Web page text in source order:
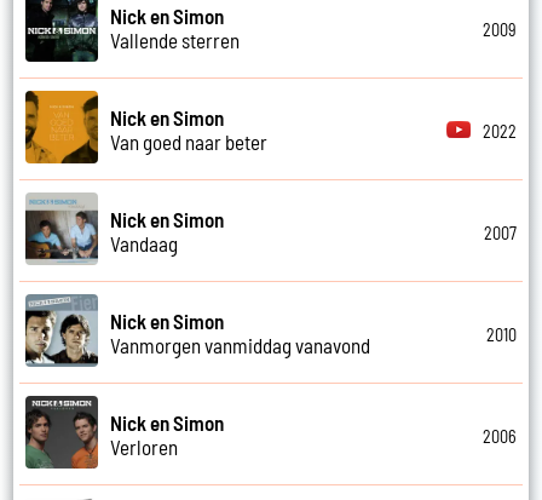
Nick en Simon
Vallende sterren
2009
Nick en Simon
Van goed naar beter
2022
Nick en Simon
Vandaag
2007
Nick en Simon
Vanmorgen vanmiddag vanavond
2010
Nick en Simon
Verloren
2006